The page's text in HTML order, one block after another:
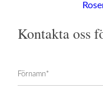
Kontakta oss